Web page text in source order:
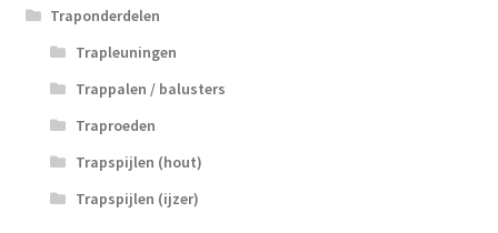
Traponderdelen
Trapleuningen
Trappalen / balusters
Traproeden
Trapspijlen (hout)
Trapspijlen (ijzer)